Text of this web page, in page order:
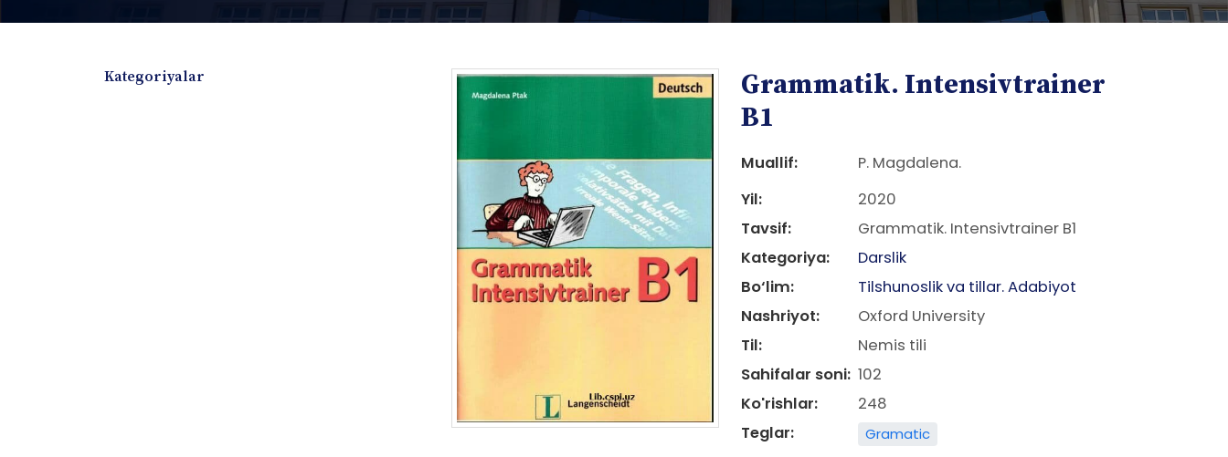
Kategoriyalar
Grammatik. Intensivtrainer
B1
Muallif:
P. Magdalena.
Yil:
2020
Tavsif:
Grammatik. Intensivtrainer B1
Kategoriya:
Darslik
Bo‘lim:
Tilshunoslik va tillar. Adabiyot
Nashriyot:
Oxford University
Til:
Nemis tili
Sahifalar soni: 102
Ko'rishlar:
248
Teglar:
Gramatic